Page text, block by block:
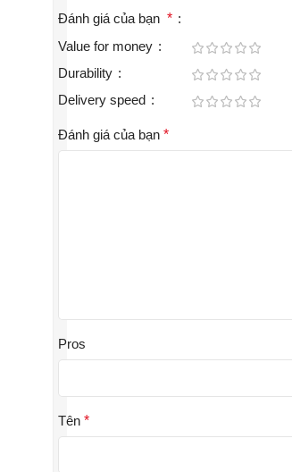
Đánh giá của bạn *
Value for money
Durability
Delivery speed
Đánh giá của bạn *
Pros
Tên *